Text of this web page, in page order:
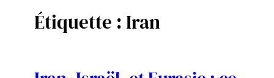
Étiquette :Iran